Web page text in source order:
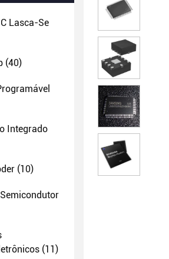
Lasca-Se
(40)
Integrado
(10)
(11)